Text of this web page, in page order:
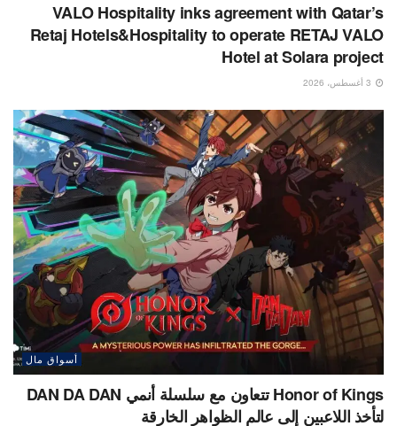
VALO Hospitality inks agreement with Qatar’s
Retaj Hotels&Hospitality to operate RETAJ VALO
Hotel at Solara project
أسواق مال
Honor of Kings تتعاون مع سلسلة أنمي DAN DA DAN
لتأخذ اللاعبين إلى عالم الظواهر الخارقة